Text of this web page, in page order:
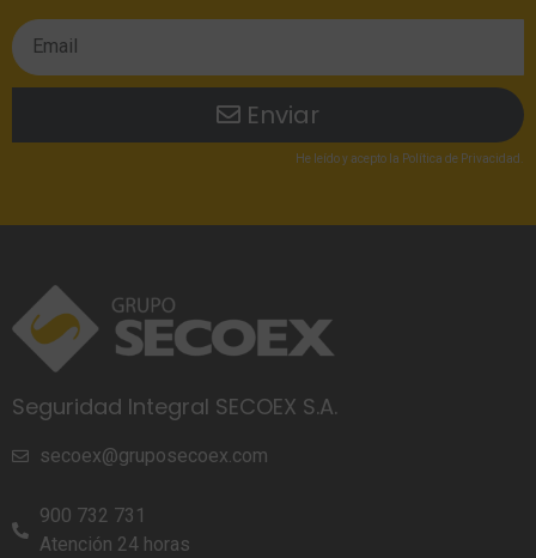
Enviar
He leídoy acepto la Política de Privacidad
Seguridad Integral SECOEX S.A.
secoex@gruposecoex.com
900 732 731
Atención 24 horas